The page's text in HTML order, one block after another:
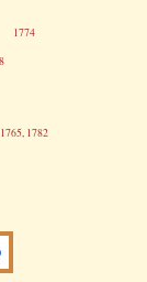
1774
1782